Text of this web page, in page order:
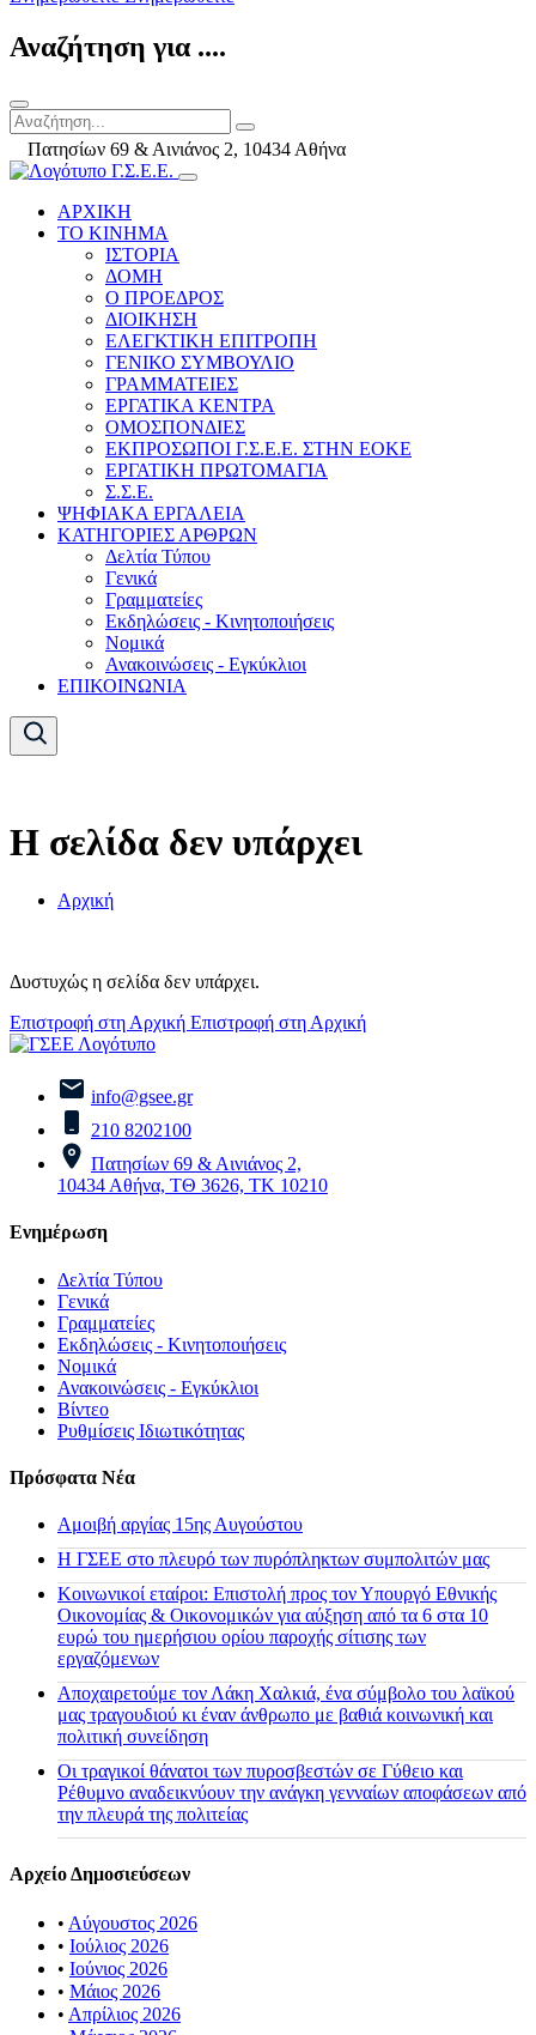
Αναζήτηση για ....
Πατησίων 69 & Αινιάνος 2, 10434 Αθήνα
ΑΡΧΙΚΗ
ΤΟ ΚΙΝΗΜΑ
ΙΣΤΟΡΙΑ
ΔΟΜΗ
Ο ΠΡΟΕΔΡΟΣ
ΔΙΟΙΚΗΣΗ
ΕΛΕΓΚΤΙΚΗ ΕΠΙΤΡΟΠΗ
ΓΕΝΙΚΟ ΣΥΜΒΟΥΛΙΟ
ΓΡΑΜΜΑΤΕΙΕΣ
ΕΡΓΑΤΙΚΑ ΚΕΝΤΡΑ
ΟΜΟΣΠΟΝΔΙΕΣ
ΕΚΠΡΟΣΩΠΟΙ Γ.Σ.Ε.Ε. ΣΤΗΝ ΕΟΚΕ
ΕΡΓΑΤΙΚΗ ΠΡΩΤΟΜΑΓΙΑ
Σ.Σ.Ε.
ΨΗΦΙΑΚΑ ΕΡΓΑΛΕΙΑ
ΚΑΤΗΓΟΡΙΕΣ ΑΡΘΡΩΝ
Δελτία Τύπου
Γενικά
Γραμματείες
Εκδηλώσεις - Κινητοποιήσεις
Νομικά
Ανακοινώσεις - Εγκύκλιοι
ΕΠΙΚΟΙΝΩΝΙΑ
Η σελίδα δεν υπάρχει
Αρχική
Δυστυχώς η σελίδα δεν υπάρχει.
Επιστροφή στη Αρχική Επιστροφή στη Αρχική
info@gsee.gr
210 8202100
Πατησίων 69 & Αινιάνος 2,
10434 Αθήνα, ΤΘ 3626, ΤΚ 10210
Ενημέρωση
Δελτία Τύπου
Γενικά
Γραμματείες
Εκδηλώσεις - Κινητοποιήσεις
Νομικά
Ανακοινώσεις - Εγκύκλιοι
Βίντεο
Ρυθμίσεις Ιδιωτικότητας
Πρόσφατα Νέα
Αμοιβή αργίας 15ης Αυγούστου
H ΓΣΕΕ στο πλευρό των πυρόπληκτων συμπολιτών μας
Κοινωνικοί εταίροι: Επιστολή προς τον Υπουργό Εθνικής
Οικονομίας & Οικονομικών για αύξηση από τα 6 στα 10
ευρώ του ημερήσιου ορίου παροχής σίτισης των
εργαζόμενων
Αποχαιρετούμε τον Λάκη Χαλκιά, ένα σύμβολο του λαϊκού
μας τραγουδιού κι έναν άνθρωπο με βαθιά κοινωνική και
πολιτική συνείδηση
Οι τραγικοί θάνατοι των πυροσβεστών σε Γύθειο και
Ρέθυμνο αναδεικνύουν την ανάγκη γενναίων αποφάσεων από
την πλευρά της πολιτείας
Αρχείο Δημοσιεύσεων
• Αύγουστος 2026
• Ιούλιος 2026
• Ιούνιος 2026
• Μάιος 2026
• Απρίλιος 2026